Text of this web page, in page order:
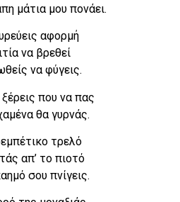
μάτια μου πονάει.
αφορμή
να βρεθεί
να φύγεις.
που να πας
θα γυρνάς.
τρελό
απ’ το πιοτό
σου πνίγεις.